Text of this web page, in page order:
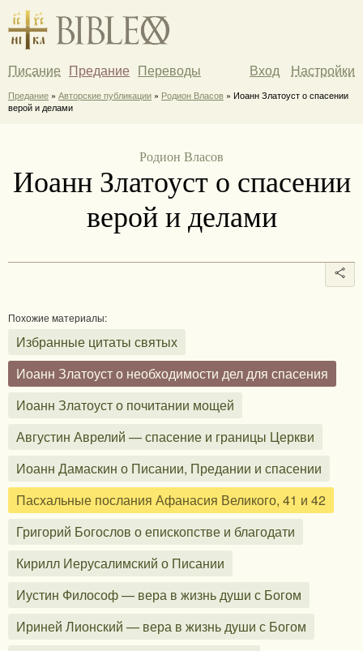
Писание Предание Переводы Вход Настройки
Предание » Авторские публикации » Родион Власов » Иоанн Златоуст о спасении
верой и делами
Родион Власов
Иоанн Златоуст о спасении
верой и делами
Похожие материалы:
Избранные цитаты святых
Иоанн Златоуст о необходимости дел для спасения
Иоанн Златоуст о почитании мощей
Августин Аврелий — спасение и границы Церкви
Иоанн Дамаскин о Писании, Предании и спасении
Пасхальные послания Афанасия Великого, 41 и 42
Григорий Богослов о епископстве и благодати
Кирилл Иерусалимский о Писании
Иустин Философ — вера в жизнь души с Богом
Ириней Лионский — вера в жизнь души с Богом